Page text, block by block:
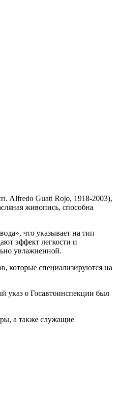
Alfredo Guati Rojo, 1918-2003),
живопись, способна
что указывает на тип
эффект легкости и
увлажненной.
которые специализируются на
указ о Госавтоинспекции был
а также служащие